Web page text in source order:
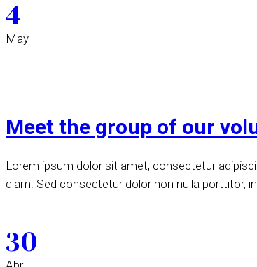
4
May
Meet the group of our
Lorem ipsum dolor sit amet, consectetur
diam. Sed consectetur dolor non nulla porttitor,
30